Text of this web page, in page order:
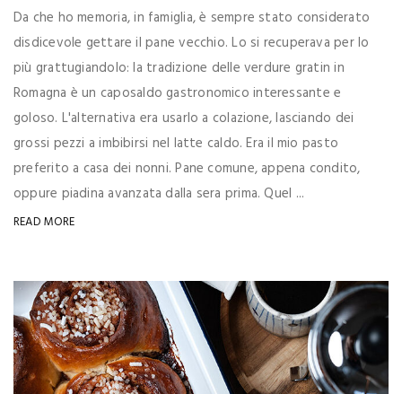
Da che ho memoria, in famiglia, è sempre stato considerato
disdicevole gettare il pane vecchio. Lo si recuperava per lo
più grattugiandolo: la tradizione delle verdure gratin in
Romagna è un caposaldo gastronomico interessante e
goloso. L'alternativa era usarlo a colazione, lasciando dei
grossi pezzi a imbibirsi nel latte caldo. Era il mio pasto
preferito a casa dei nonni. Pane comune, appena condito,
oppure piadina avanzata dalla sera prima. Quel ...
READ MORE